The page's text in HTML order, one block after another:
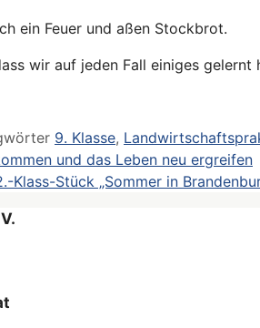
ein Feuer und aßen Stockbrot.
wir auf jeden Fall einiges
9. Klasse,
und das Leben neu ergreifen
Klass-Stück „Sommer in